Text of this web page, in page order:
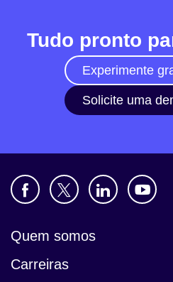
Tudo pronto
Experimente
Solicite uma
Quem somos
Carreiras